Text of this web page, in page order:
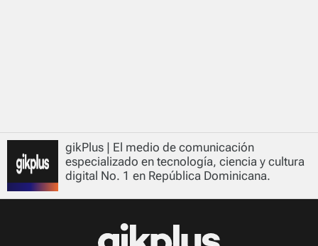
gikPlus | El medio de comunicación
especializado en tecnología, ciencia y cultura
digital No. 1 en República Dominicana.